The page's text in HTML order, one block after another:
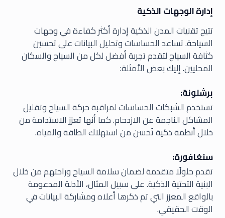
إدارة الوجهات الذكية
تتيح تقنيات المدن الذكية إدارة أكثر كفاءة في وجهات
السياحة. تساعد الحساسات وتحليل البيانات على تحسين
كثافة السياح لتقدم تجربة أفضل لكل من السياح والسكان
المحليين. إليك بعض الأمثلة:
برشلونة:
تستخدم الشبكات الحساسات لمراقبة حركة السياح وتقليل
المشاكل الناجمة عن الازدحام. كما أنها تعزز الاستدامة من
خلال أنظمة ذكية تُحسن من استهلاك الطاقة والمياه.
سنغافورة:
تقدم حلولًا متقدمة لضمان سلامة السياح وراحتهم من خلال
البنية التحتية الذكية. على سبيل المثال، الأدلة المدعومة
بالواقع المعزز التي تم ذكرها أعلاه ومشاركة البيانات في
الوقت الحقيقي.